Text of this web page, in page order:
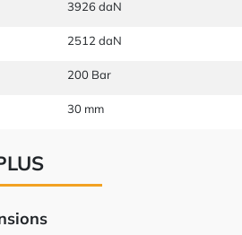
3926 daN
2512 daN
200 Bar
30 mm